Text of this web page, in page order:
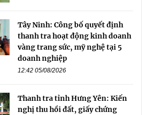
Tây Ninh: Công bố quyết định
thanh tra hoạt động kinh doanh
vàng trang sức, mỹ nghệ tại 5
doanh nghiệp
12:42 05/08/2026
Thanh tra tỉnh Hưng Yên: Kiến
nghị thu hồi đất, giấy chứng